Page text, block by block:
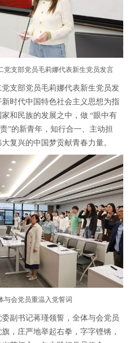
党支部党员毛莉娜代表新生党员发言
支部党员毛莉娜代表新生党员发
时代中国特色社会主义思想为指
和民族的发展之中，做 “眼中有
”的新青年，知行合一、主动担
复兴的中国梦贡献青春力量。
与会党员重温入党誓词
副书记蒋瑾领誓，全体与会党员
，庄严地举起右拳，字字铿锵，